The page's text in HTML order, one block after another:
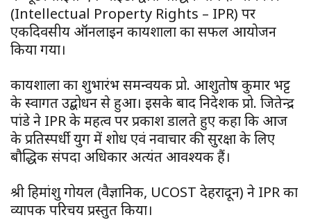
(Intellectual Property Rights – IPR) पर
एकदिवसीय ऑनलाइन कार्यशाला का सफल आयोजन
किया गया।
कार्यशाला का शुभारंभ समन्वयक प्रो. आशुतोष कुमार भट्ट
के स्वागत उद्बोधन से हुआ। इसके बाद निदेशक प्रो. जितेन्द्र
पांडे ने IPR के महत्व पर प्रकाश डालते हुए कहा कि आज
के प्रतिस्पर्धी युग में शोध एवं नवाचार की सुरक्षा के लिए
बौद्धिक संपदा अधिकार अत्यंत आवश्यक हैं।
श्री हिमांशु गोयल (वैज्ञानिक, UCOST देहरादून) ने IPR का
व्यापक परिचय प्रस्तुत किया।